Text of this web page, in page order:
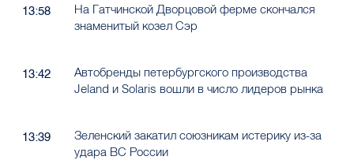
13:58
На Гатчинской Дворцовой ферме скончался
знаменитый козел Сэр
13:42
Автобренды петербургского производства
Jeland и Solaris вошли в число лидеров рынка
13:39
Зеленский закатил союзникам истерику из-за
удара ВС России